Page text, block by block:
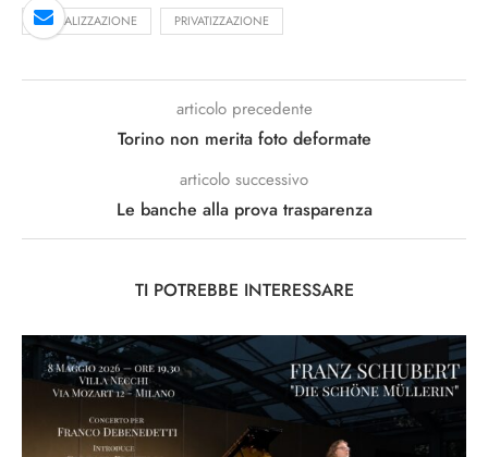
LIBERALIZZAZIONE PRIVATIZZAZIONE
articolo precedente
Torino non merita foto deformate
articolo successivo
Le banche alla prova trasparenza
TI POTREBBE INTERESSARE